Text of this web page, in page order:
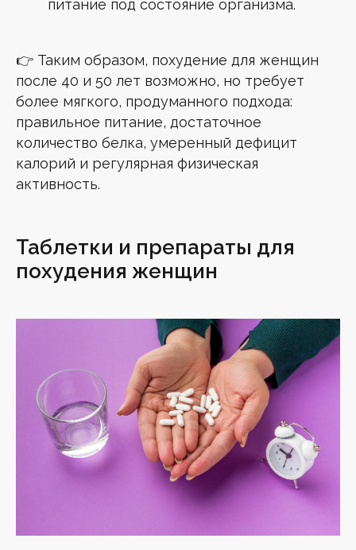
питание под состояние организма.
👉 Таким образом, похудение для женщин
после 40 и 50 лет возможно, но требует
более мягкого, продуманного подхода:
правильное питание, достаточное
количество белка, умеренный дефицит
калорий и регулярная физическая
активность.
Таблетки и препараты для
похудения женщин